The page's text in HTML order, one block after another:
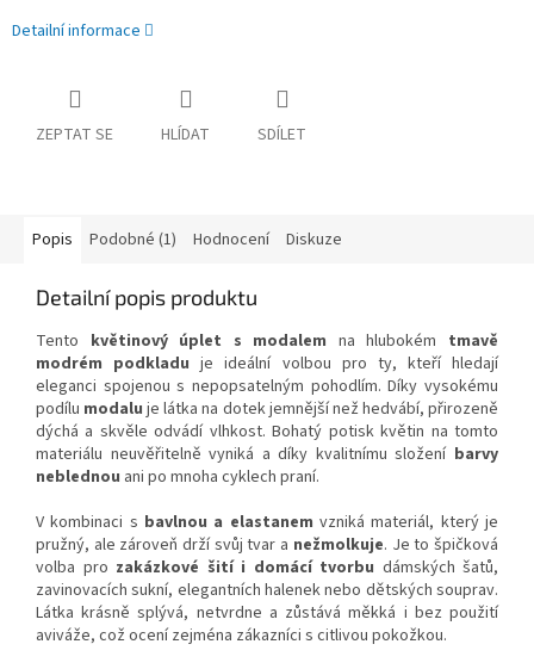
Detailní informace
ZEPTAT SE HLÍDAT SDÍLET
Popis Podobné (1) Hodnocení Diskuze
Detailní popis produktu
Tento květinový úplet s modalem na hlubokém tmavě
modrém podkladu je ideální volbou pro ty, kteří hledají
eleganci spojenou s nepopsatelným pohodlím. Díky vysokému
podílu modalu je látka na dotek jemnější než hedvábí, přirozeně
dýchá a skvěle odvádí vlhkost. Bohatý potisk květin na tomto
materiálu neuvěřitelně vyniká a díky kvalitnímu složení barvy
neblednou ani po mnoha cyklech praní.
V kombinaci s bavlnou a elastanem vzniká materiál, který je
pružný, ale zároveň drží svůj tvar a nežmolkuje. Je to špičková
volba pro zakázkové šití i domácí tvorbu dámských šatů,
zavinovacích sukní, elegantních halenek nebo dětských souprav.
Látka krásně splývá, netvrdne a zůstává měkká i bez použití
aviváže, což ocení zejména zákazníci s citlivou pokožkou.